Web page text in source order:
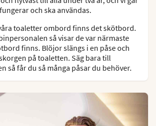
och ska användas.
toaletter ombord finns det skötbord.
så visar de var närmaste
finns. Blöjor slängs i en påse och
på toaletten. Säg bara till
så får du så många påsar du behöver.